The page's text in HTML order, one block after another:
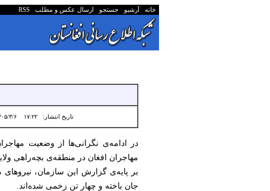
خانه آرشیو جستجو ارسال عکس و مطلب RSS
تاریخ انتشار: ۱۷:۲۲ ۱۴۰۵/۳/۶
در ادامه‌ی نگرانی‌ها از وضعیت
مهاجران افغان در منطقه‌ی بچه‌راهی
بر پایه‌‌ی گزارش این سازمان،
جان باخته و چهار تن زخمی شده‌اند.